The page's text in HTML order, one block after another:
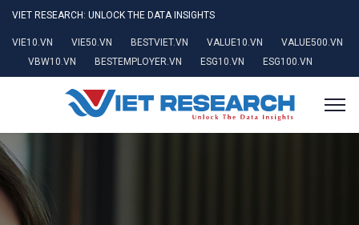
VIET RESEARCH: UNLOCK THE DATA INSIGHTS
VIE10.VN VIE50.VN BESTVIET.VN VALUE10.VN
VALUE500.VN
VBW10.VN
BESTEMPLOYER.VN ESG10.VN ESG100.VN